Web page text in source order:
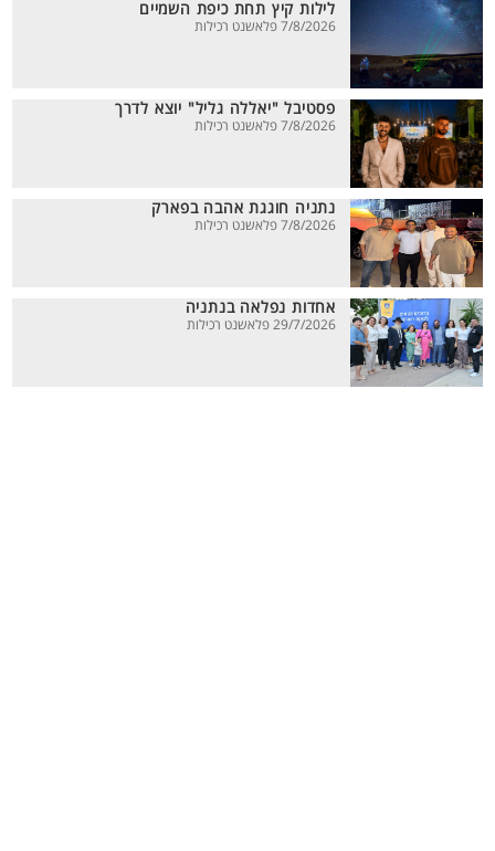
לילות קיץ תחת כיפת השמיים
7/8/2026 פלאשנט רכילות
פסטיבל "יאללה גליל" יוצא לדרך
7/8/2026 פלאשנט רכילות
נתניה חוגגת אהבה בפארק
7/8/2026 פלאשנט רכילות
אחדות נפלאה בנתניה
29/7/2026 פלאשנט רכילות